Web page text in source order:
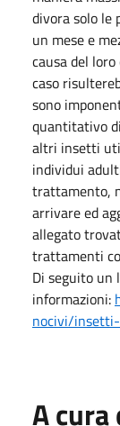
divora solo le
un mese e
causa del
caso
sono
quantitativo
altri insetti
individui
trattamento,
arrivare ed
allegato
trattamenti
Di seguito
informazioni:
nocivi/
A cura